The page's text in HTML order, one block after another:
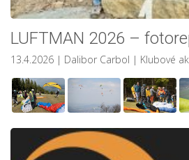
LUFTMAN 2026 –
13.4.2026 | Dalibor Carbol | Klubové